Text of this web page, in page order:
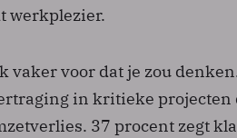
werkplezier.
vaker voor dat je zou
in kritieke projecten
37 procent zegt